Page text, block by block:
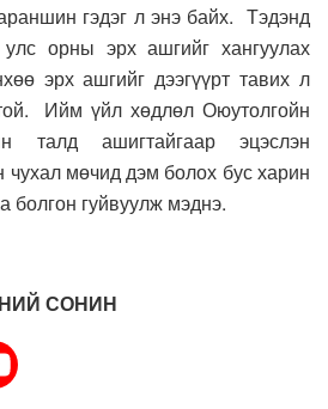
гэдэг л энэ байх. Тэдэнд
орны эрх ашгийг хангуулах
эрх ашгийг дээгүүрт тавих л
Ийм үйл хөдлөл Оюутолгойн
талд ашигтайгаар эцэслэн
чухал мөчид дэм болох бус харин
болгон гуйвуулж мэднэ.
СОНИН